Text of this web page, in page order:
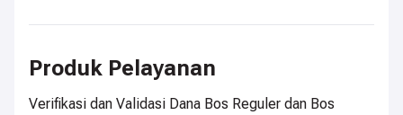
Produk Pelayanan
Verifikasi dan Validasi Dana Bos Reguler dan Bos